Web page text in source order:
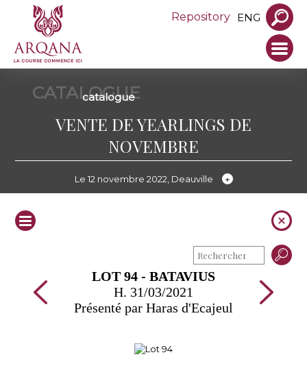
Repository ENG
CATALOGUE
catalogue
VENTE DE YEARLINGS DE
NOVEMBRE
Le 12 novembre 2022, Deauville
LOT 94 - BATAVIUS
H. 31/03/2021
Présenté par Haras d'Ecajeul